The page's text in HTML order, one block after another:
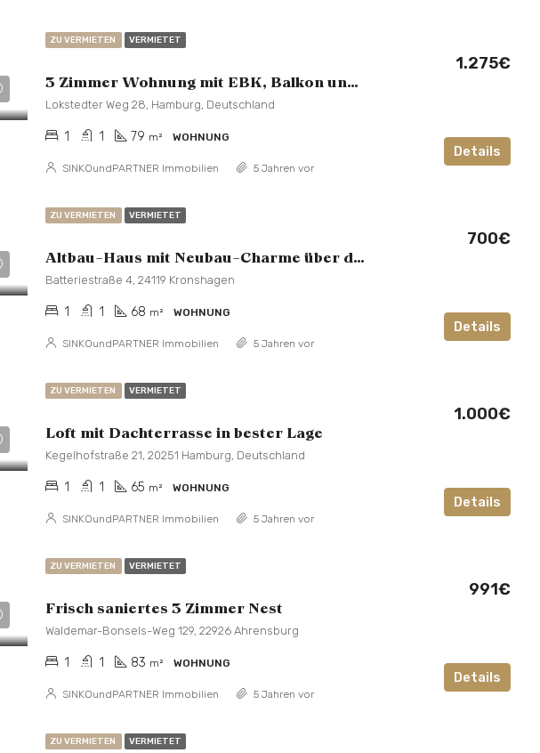
ZU VERMIETEN VERMIETET
3 Zimmer Wohnung mit EBK, Balkon und Wintergarten
1.275€
Lokstedter Weg 28, Hamburg, Deutschland
1 1 79 m² WOHNUNG
Details
SINKOundPARTNER Immobilien 5 Jahren vor
ZU VERMIETEN VERMIETET
Altbau-Haus mit Neubau-Charme über den Dächern Kiels
700€
Batteriestraße 4, 24119 Kronshagen
1 1 68 m² WOHNUNG
Details
SINKOundPARTNER Immobilien 5 Jahren vor
ZU VERMIETEN VERMIETET
Loft mit Dachterrasse in bester Lage
1.000€
Kegelhofstraße 21, 20251 Hamburg, Deutschland
1 1 65 m² WOHNUNG
Details
SINKOundPARTNER Immobilien 5 Jahren vor
ZU VERMIETEN VERMIETET
Frisch saniertes 3 Zimmer Nest
991€
Waldemar-Bonsels-Weg 129, 22926 Ahrensburg
1 1 83 m² WOHNUNG
Details
SINKOundPARTNER Immobilien 5 Jahren vor
ZU VERMIETEN VERMIETET